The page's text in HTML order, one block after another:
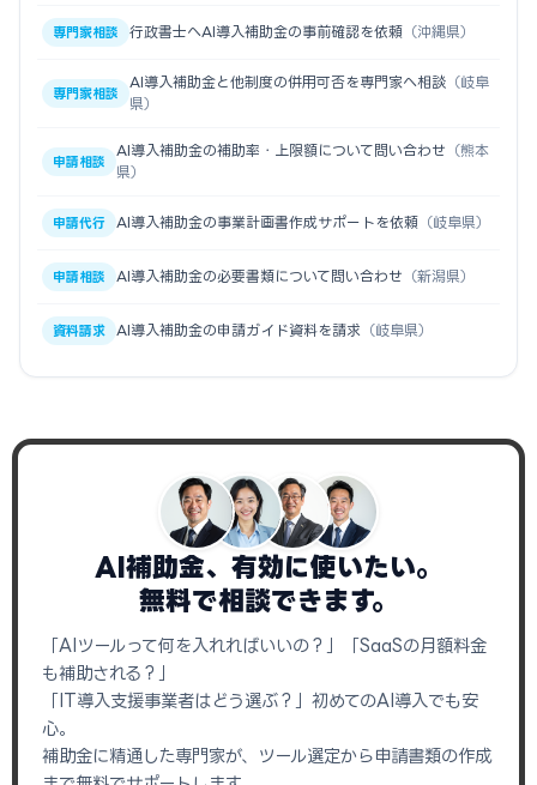
専門家相談 行政書士へAI導入補助金の事前確認を依頼 （沖縄県）
専門家相談
AI導入補助金と他制度の併用可否を専門家へ相談 （岐阜
県）
申請相談
AI導入補助金の補助率・上限額について問い合わせ （熊本
県）
申請代行 AI導入補助金の事業計画書作成サポートを依頼 （岐阜県）
申請相談 AI導入補助金の必要書類について問い合わせ （新潟県）
資料請求 AI導入補助金の申請ガイド資料を請求 （岐阜県）
AI補助金、有効に使いたい。
無料で相談できます。
「AIツールって何を入れればいいの？」「SaaSの月額料金
も補助される？」
「IT導入支援事業者はどう選ぶ？」初めてのAI導入でも安
心。
補助金に精通した専門家が、ツール選定から申請書類の作成